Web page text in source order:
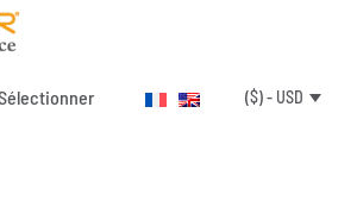
($) - USD